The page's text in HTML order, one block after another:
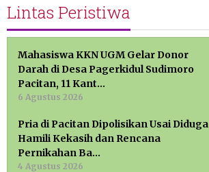
Lintas Peristiwa
Mahasiswa KKN UGM Gelar Donor
Darah di Desa Pagerkidul Sudimoro
Pacitan, 11 Kant…
6 Agustus 2026
Pria di Pacitan Dipolisikan Usai Diduga
Hamili Kekasih dan Rencana
Pernikahan Ba…
4 Agustus 2026